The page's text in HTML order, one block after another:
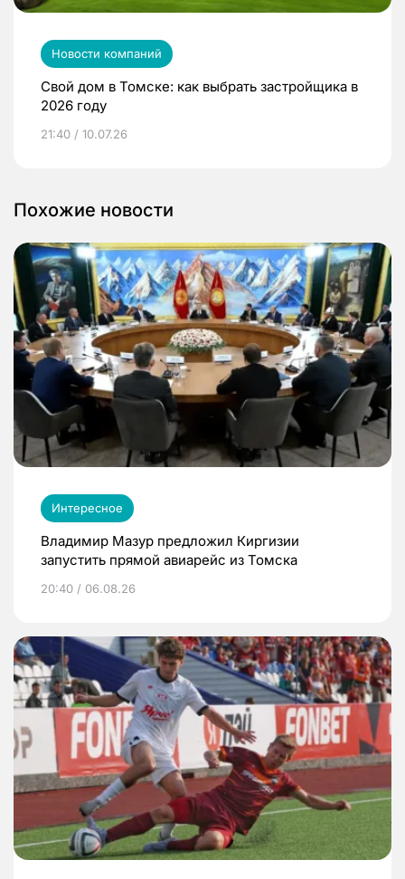
Новости компаний
Свой дом в Томске: как выбрать застройщика в
2026 году
21:40 / 10.07.26
Похожие новости
Интересное
Владимир Мазур предложил Киргизии
запустить прямой авиарейс из Томска
20:40 / 06.08.26